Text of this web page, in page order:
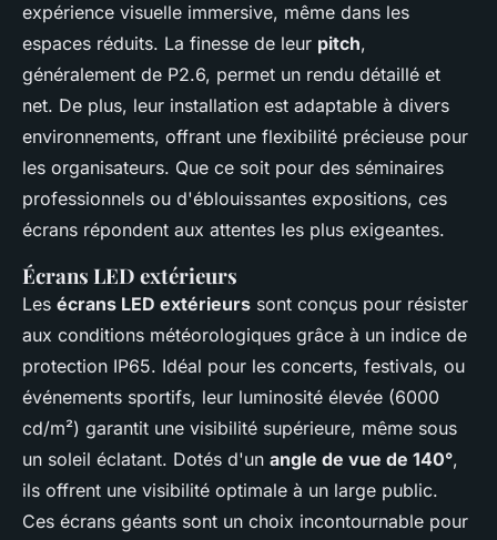
expérience visuelle immersive, même dans les
espaces réduits. La finesse de leur pitch,
généralement de P2.6, permet un rendu détaillé et
net. De plus, leur installation est adaptable à divers
environnements, offrant une flexibilité précieuse pour
les organisateurs. Que ce soit pour des séminaires
professionnels ou d'éblouissantes expositions, ces
écrans répondent aux attentes les plus exigeantes.
Écrans LED extérieurs
Les écrans LED extérieurs sont conçus pour résister
aux conditions météorologiques grâce à un indice de
protection IP65. Idéal pour les concerts, festivals, ou
événements sportifs, leur luminosité élevée (6000
cd/m²) garantit une visibilité supérieure, même sous
un soleil éclatant. Dotés d'un angle de vue de 140°,
ils offrent une visibilité optimale à un large public.
Ces écrans géants sont un choix incontournable pour